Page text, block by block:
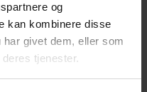
og
kan kombinere disse
givet dem, eller som
tjenester.